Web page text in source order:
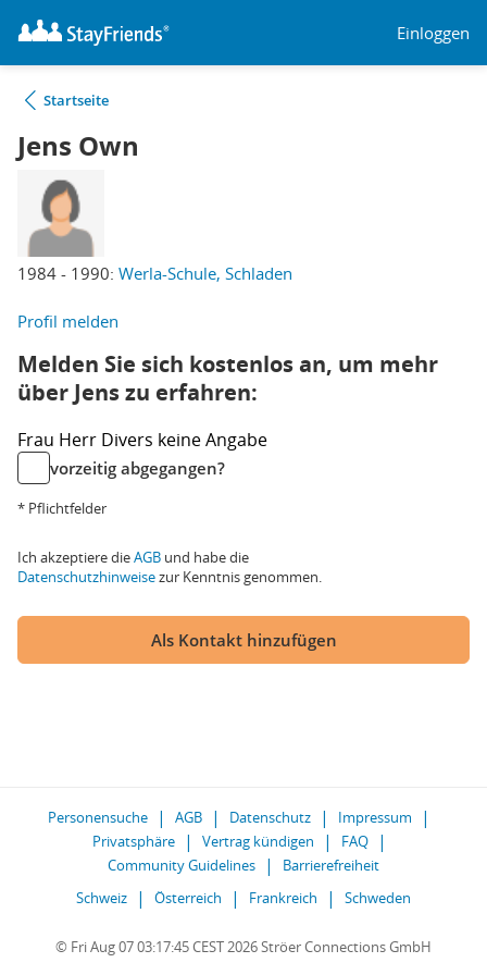
Einloggen
Startseite
Jens Own
1984 - 1990: Werla-Schule, Schladen
Profil melden
Melden Sie sich kostenlos an, um mehr
über Jens zu erfahren:
Frau Herr Divers keine Angabe
vorzeitig abgegangen?
* Pflichtfelder
Ich akzeptiere dieAGB und habe die
Datenschutzhinweisezur Kenntnis genommen.
Als Kontakt hinzufügen
Personensuche AGB Datenschutz
Impressum
Privatsphäre
Vertrag kündigen
FAQ
Community Guidelines
Barrierefreiheit
Schweiz
Österreich Frankreich Schweden
© Fri Aug 07 03:17:45 CEST 2026 Ströer Connections GmbH